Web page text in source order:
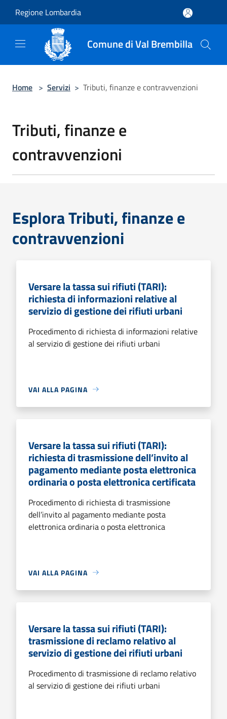
Regione Lombardia
Comune di Val Brembilla
Home > Servizi > Tributi, finanze e contravvenzioni
Tributi, finanze e
contravvenzioni
Esplora Tributi, finanze e
contravvenzioni
Versare la tassa sui rifiuti (TARI):
richiesta di informazioni relative al
servizio di gestione dei rifiuti urbani
Procedimento di richiesta di informazioni relative
al servizio di gestione dei rifiuti urbani
VAI ALLA PAGINA
Versare la tassa sui rifiuti (TARI):
richiesta di trasmissione dell’invito al
pagamento mediante posta elettronica
ordinaria o posta elettronica certificata
Procedimento di richiesta di trasmissione
dell’invito al pagamento mediante posta
elettronica ordinaria o posta elettronica
VAI ALLA PAGINA
Versare la tassa sui rifiuti (TARI):
trasmissione di reclamo relativo al
servizio di gestione dei rifiuti urbani
Procedimento di trasmissione di reclamo relativo
al servizio di gestione dei rifiuti urbani